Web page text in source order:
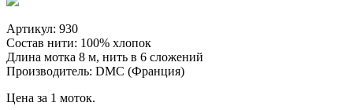
Артикул: 930
Состав нити: 100% хлопок
Длина мотка 8 м, нить в 6 сложений
Производитель: DMC (Франция)
Цена за 1 моток.